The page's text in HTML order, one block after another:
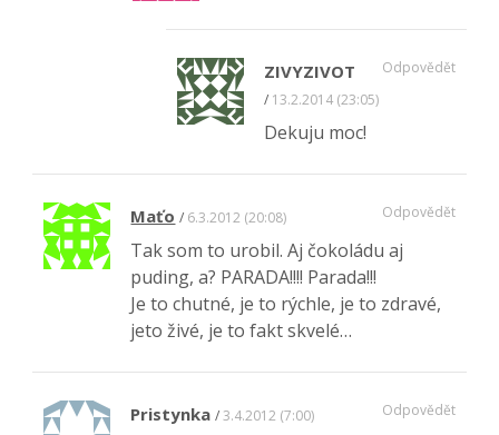
ZIVYZIVOT
13.2.2014 (23:05)
Dekuju moc!
Odpovědět
Maťo 6.3.2012 (20:08)
Tak som to urobil. Aj čokoládu aj
puding, a? PARADA!!!! Parada!!!
Je to chutné, je to rýchle, je to zdravé,
jeto živé, je to fakt skvelé…
Odpovědět
Pristynka 3.4.2012 (7:00) Odpovědět